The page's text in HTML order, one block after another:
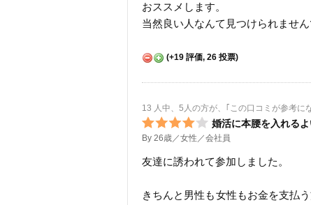
おススメします。
当然良い人なんて見つけられませ
(+19 評価, 26 投票)
13 人中、5人の方が、｢この口コミが参考に
婚活に本腰を入れる
By 26歳／女性／会社員
友達に誘われて参加しました。
きちんと男性も女性もお金を支払